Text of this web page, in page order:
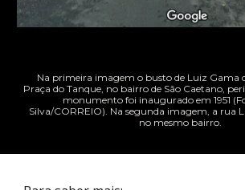
Na primeira imagem o busto de Luiz Gama
Praça do Tanque, no bairro de São Caetano,
monumento foi inaugurado em 1951
Silva/CORREIO). Na segunda imagem, a rua
no mesmo bairro.